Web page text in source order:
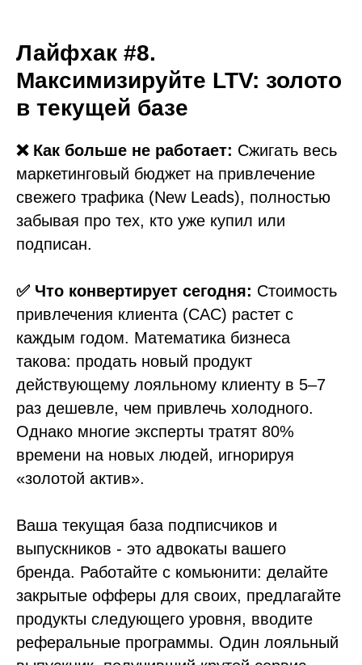
Лайфхак #8.
Максимизируйте LTV: золото
в текущей базе
❌ Как больше не работает: Сжигать весь
маркетинговый бюджет на привлечение
свежего трафика (New Leads), полностью
забывая про тех, кто уже купил или
подписан.
✅ Что конвертирует сегодня: Стоимость
привлечения клиента (CAC) растет с
каждым годом. Математика бизнеса
такова: продать новый продукт
действующему лояльному клиенту в 5–7
раз дешевле, чем привлечь холодного.
Однако многие эксперты тратят 80%
времени на новых людей, игнорируя
«золотой актив».
Ваша текущая база подписчиков и
выпускников - это адвокаты вашего
бренда. Работайте с комьюнити: делайте
закрытые офферы для своих, предлагайте
продукты следующего уровня, вводите
реферальные программы. Один лояльный